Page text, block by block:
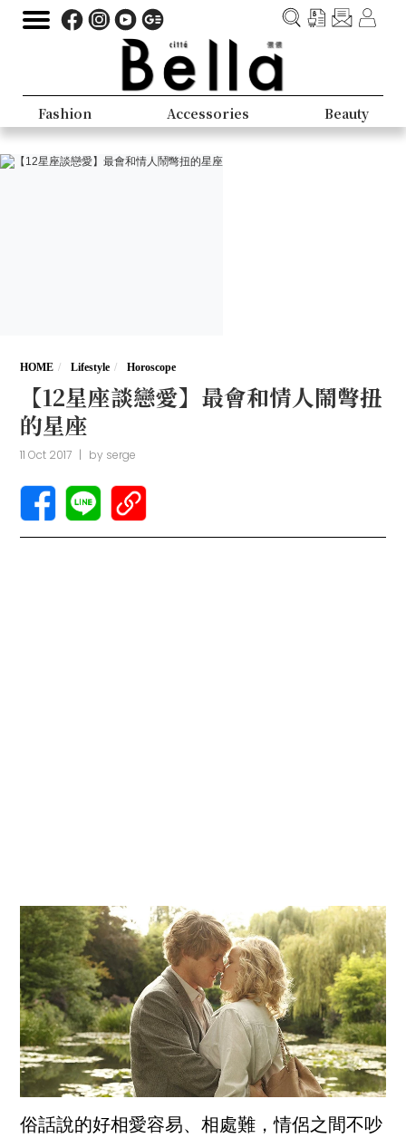
Fashion Accessories Beauty
HOME Lifestyle Horoscope
【12星座談戀愛】最會和情人鬧彆扭
的星座
11 Oct 2017 | by serge
俗話說的好相愛容易、相處難，情侶之間不吵